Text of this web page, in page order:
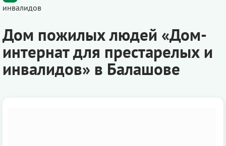
инвалидов
Дом пожилых людей «Дом-
интернат для престарелых и
инвалидов» в Балашове